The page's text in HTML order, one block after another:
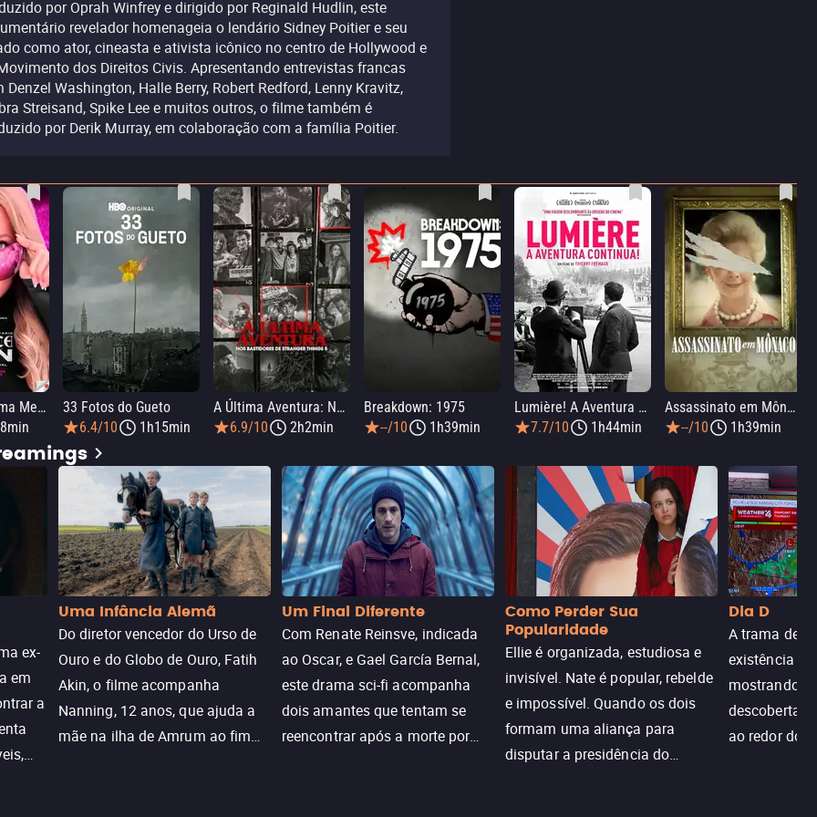
por Oprah Winfrey e dirigido por Reginald Hudlin, este
revelador homenageia o lendário Sidney Poitier e seu
como ator, cineasta e ativista icônico no centro de Hollywood e
dos Direitos Civis. Apresentando entrevistas francas
Denzel Washington, Halle Berry, Robert Redford, Lenny Kravitz,
Streisand, Spike Lee e muitos outros, o filme também é
por Derik Murray, em colaboração com a família Poitier.
Infinite Icon: Uma Memória Visual
33 Fotos do Gueto
6.4/10
1h15min
A Última Aventura: Nos Bastidores de Stranger Things 5
6.9/10
2h2min
Breakdown: 1975
--/10
1h39min
Lumière! A Aventura Continua
7.7/10
1h44min
Assassinato em Mônaco
--/10
1h39min
ex-
em
a
Uma Infância Alemã
Do diretor vencedor do Urso de
Ouro e do Globo de Ouro, Fatih
Akin, o filme acompanha
Nanning, 12 anos, que ajuda a
mãe na ilha de Amrum ao fim
Um Final Diferente
Com Renate Reinsve, indicada
ao Oscar, e Gael García Bernal,
este drama sci-fi acompanha
dois amantes que tentam se
reencontrar após a morte por
Como Perder Sua
Popularidade
Ellie é organizada, estudiosa e
invisível. Nate é popular, rebelde
e impossível. Quando os dois
formam uma aliança para
disputar a presidência do
Dia D
A trama de
existência
mostrando
descoberta
ao redor do